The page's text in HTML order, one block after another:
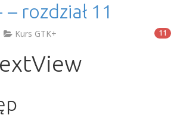
– rozdział 11
Kurs GTK+ 11